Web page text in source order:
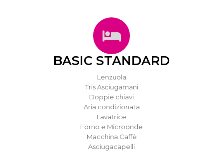
BASIC STANDARD
Lenzuola
Tris Asciugamani
Doppie chiavi
Aria condizionata
Lavatrice
Forno e Microonde
Macchina Caffè
Asciugacapelli